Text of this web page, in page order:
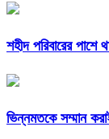
শহীদ পরিবারের পাশে
ভিন্নমতকে সম্মান